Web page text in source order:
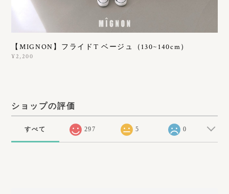
【MIGNON】フライドT ベージュ（130~140cm）
¥2,200
ショップの評価
すべて 297 5 0